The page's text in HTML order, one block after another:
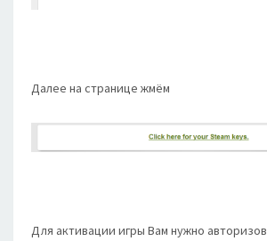
Далее на странице жмём
Для активации игры Вам нужно